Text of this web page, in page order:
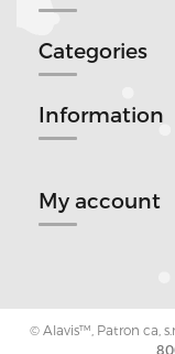
Categories
Information
My account
© Alavis™, Patron ca,